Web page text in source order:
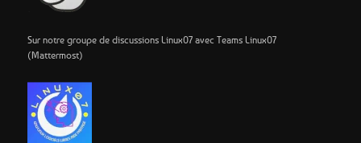
Sur notre groupe de discussions Linux07 avec Teams Linux07
(Mattermost)